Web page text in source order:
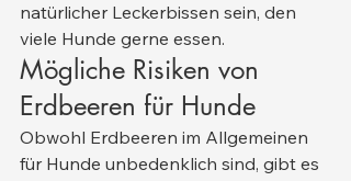
natürlicher Leckerbissen sein, den
viele Hunde gerne essen.
Mögliche Risiken von
Erdbeeren für Hunde
Obwohl Erdbeeren im Allgemeinen
für Hunde unbedenklich sind, gibt es